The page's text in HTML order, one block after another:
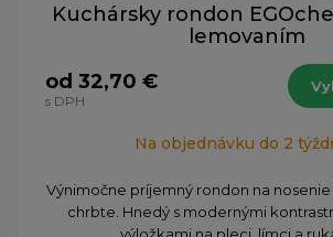
Kuchársky rondon
lemovaním
od 32,70 €
s DPH
Na objednávku do 2
Výnimočne príjemný rondon na nosenie
chrbte. Hnedý s modernými